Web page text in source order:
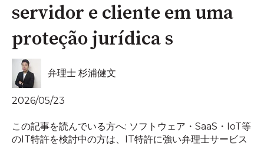
servidor e cliente em uma
proteção jurídica s
弁理士 杉浦健文
2026/05/23
この記事を読んでいる方へ: ソフトウェア・SaaS・IoT等
のIT特許を検討中の方は、IT特許に強い弁理士サービス